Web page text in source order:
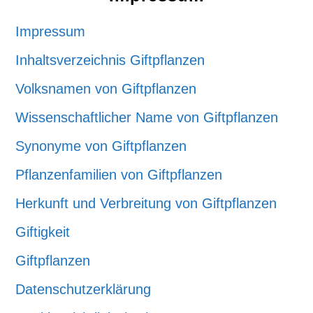
Impressum
Inhaltsverzeichnis Giftpflanzen
Volksnamen von Giftpflanzen
Wissenschaftlicher Name von Giftpflanzen
Synonyme von Giftpflanzen
Pflanzenfamilien von Giftpflanzen
Herkunft und Verbreitung von Giftpflanzen
Giftigkeit
Giftpflanzen
Datenschutzerklärung